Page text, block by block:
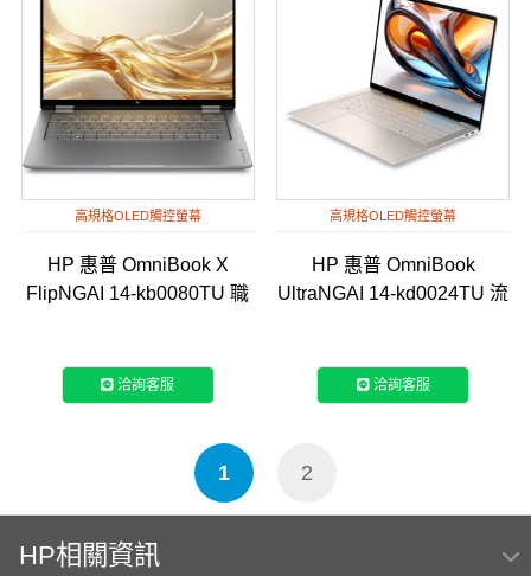
高規格OLED觸控螢幕
HP 惠普 OmniBook X
FlipNGAI 14-kb0080TU 職
洽詢客服
高規格OLED觸控螢幕
HP 惠普 OmniBook
UltraNGAI 14-kd0024TU 流
洽詢客服
1 2
HP相關資訊